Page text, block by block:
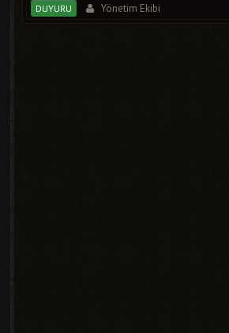
DUYURU Yönetim Ekibi